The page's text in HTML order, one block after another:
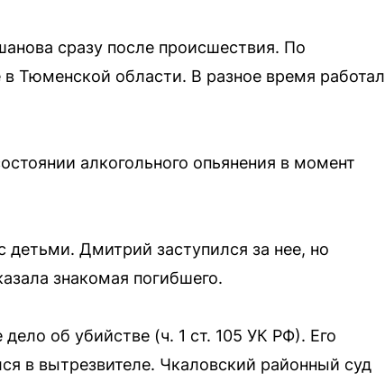
сразу после происшествия. По
Тюменской области. В разное время работал
алкогольного опьянения в момент
детьми. Дмитрий заступился за нее, но
знакомая погибшего.
об убийстве (ч. 1 ст. 105 УК РФ). Его
в вытрезвителе. Чкаловский районный суд